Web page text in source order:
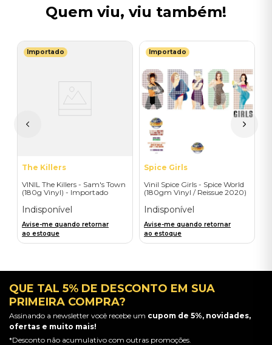
Quem viu, viu também!
Importado
The Killers
VINIL The Killers - Sam's Town
(180g Vinyl) - Importado
Indisponível
Avise-me quando retornar
ao estoque
Importado
Spice Girls
Vinil Spice Girls - Spice World
(180gm Vinyl / Reissue 2020)
Indisponível
Avise-me quando retornar
ao estoque
QUE TAL 5% DE DESCONTO EM SUA
PRIMEIRA COMPRA?
Assinando a newsletter você recebe um cupom de 5%, novidades,
ofertas e muito mais!
*Desconto não acumulativo com outras promoções.